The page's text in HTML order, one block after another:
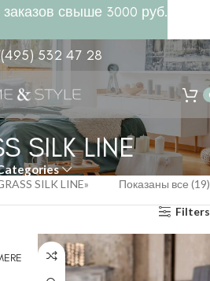
532 47 28
SILK LINE
SILK LINE» Показаны все (19)
Filters
свыше 3000 руб.